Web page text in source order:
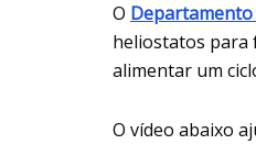
O Departamento
heliostatos para
alimentar um
O vídeo abaixo